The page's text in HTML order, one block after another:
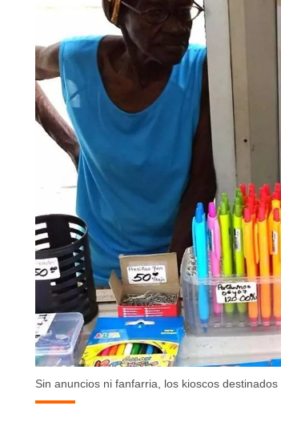
Sin anuncios ni fanfarria, los kioscos